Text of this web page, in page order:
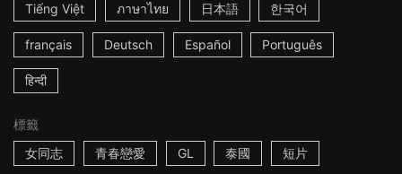
Tiếng Việt ภาษาไทย 日本語 한국어
français Deutsch Español Português
हिन्दी
標籤
女同志
青春戀愛 GL 泰國 短片